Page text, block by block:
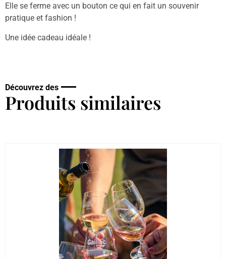
Elle se ferme avec un bouton ce qui en fait un souvenir
pratique et fashion !
Une idée cadeau idéale !
Découvrez des
Produits similaires